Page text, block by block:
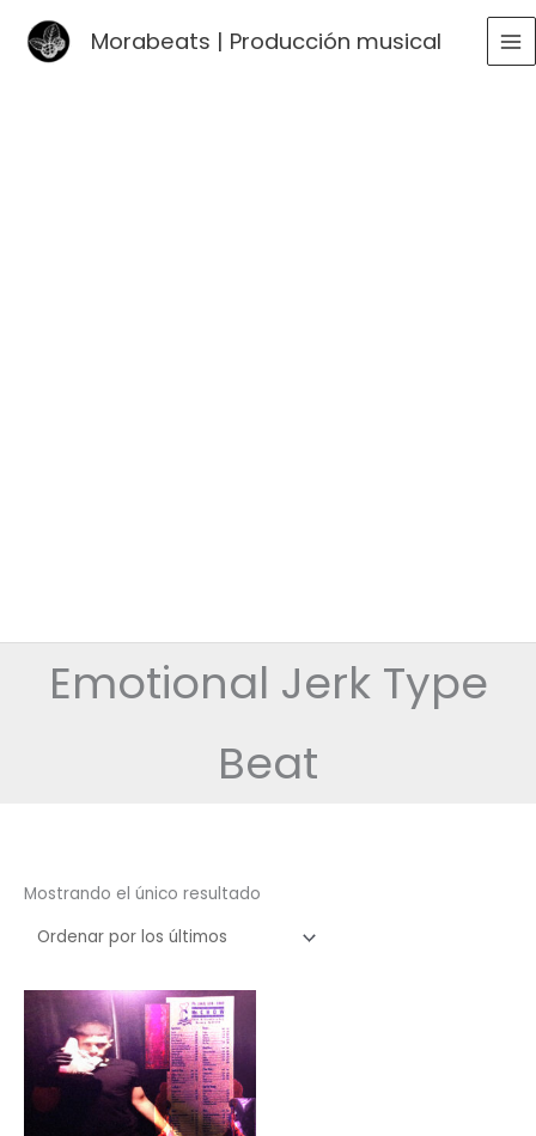
Morabeats | Producción musical
Emotional Jerk Type
Beat
Mostrando el único resultado